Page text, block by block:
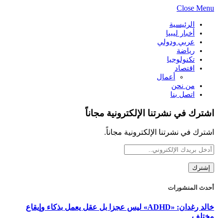
Close Menu
الرئيسية
أخبار ليبيا
عربي ودولي
رياضة
تكنولوجيا
اقتصاد
أعمال
من نحن
اتصل بنا
اشترك في نشرتنا الإلكترونية مجاناً
اشترك في نشرتنا الإلكترونية مجاناً.
أحدث المنشورات
خالد رغدان: «ADHD» ليس عجزا بل عقل يعمل بذكاء وإيقاع
مختلف